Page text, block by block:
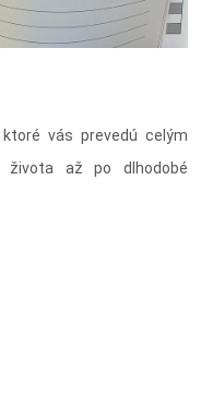
vás prevedú celým
života až po dlhodobé